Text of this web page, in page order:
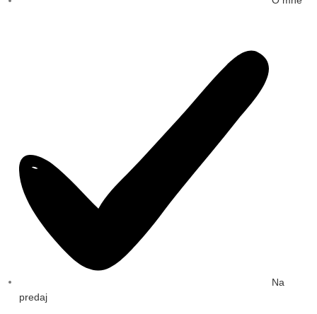
Na
predaj